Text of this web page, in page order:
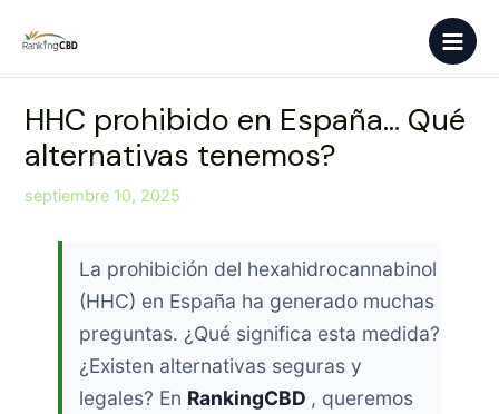
Main
HHC prohibido en España… Qué
alternativas tenemos?
septiembre 10, 2025
La prohibición del hexahidrocannabinol
(HHC) en España ha generado muchas
preguntas. ¿Qué significa esta medida?
¿Existen alternativas seguras y
legales? En RankingCBD , queremos